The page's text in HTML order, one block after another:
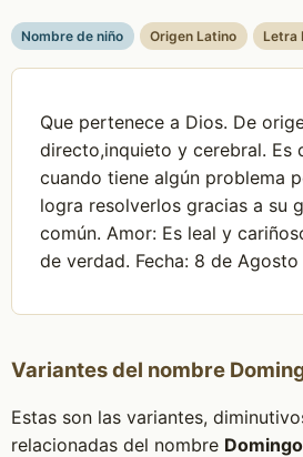
Nombre de niño Origen Latino Letra
Que pertenece a Dios. De
directo,inquieto y cerebral. Es
cuando tiene algún problema
logra resolverlos gracias a su
común. Amor: Es leal y
de verdad. Fecha: 8 de
Variantes del nombre
Estas son las variantes,
relacionadas del nombre Domingo